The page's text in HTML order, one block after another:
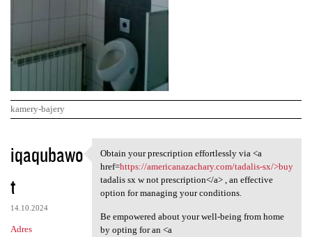
kamery-bajery
K
o
m
e
n
iqaqubawo
t
14.10.2024
Adres
Obtain your prescription
Obtain your prescription effortlessly via <a
href=https://americanazachary.com/tadalis-sx/>buy
tadalis sx w not prescription</a> , an effective
option for managing your conditions.
Be empowered about your well-being from home
by opting for an <a